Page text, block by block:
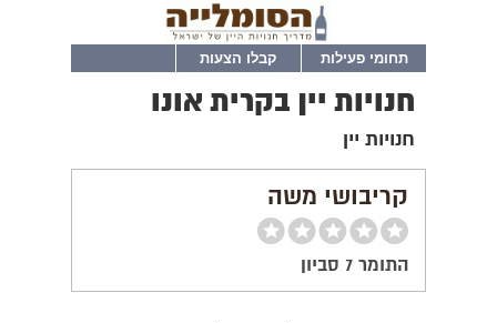
תחומי פעילות קבלו הצעות
חנויות יין בקרית אונו
חנויות יין
קריבושי משה
התומר 7 סביון